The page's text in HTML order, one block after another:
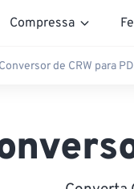
Compressa
Conversor de CRW para